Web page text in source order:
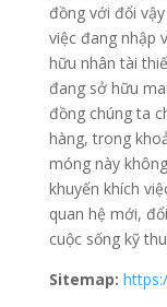
đồng với đổi
việc đang nhập
hữu nhân tài
đang sở hữu
đồng chúng ta
hàng, trong
móng này
khuyến khích
quan hệ mới,
cuộc sống kỹ
Sitemap: